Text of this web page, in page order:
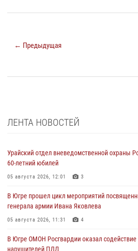
← Предыдущая
ЛЕНТА НОВОСТЕЙ
Урайский отдел вневедомственной охраны
60-летний юбилей
05 августа 2026, 12:01 3
В Югре прошел цикл мероприятий
генерала армии Ивана Яковлева
05 августа 2026, 11:31 4
В Югре ОМОН Росгвардии оказал
нарушителей ПДД